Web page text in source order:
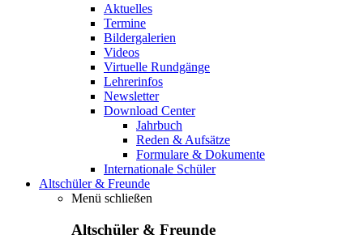
Aktuelles
Termine
Bildergalerien
Videos
Virtuelle Rundgänge
Lehrerinfos
Newsletter
Download Center
Jahrbuch
Reden & Aufsätze
Formulare & Dokumente
Internationale Schüler
Altschüler & Freunde
Menü schließen
Altschüler & Freunde